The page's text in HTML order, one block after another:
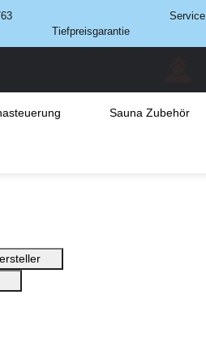
Tiefpreisgarantie
Service
Sauna Zubehör